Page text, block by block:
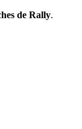
de Rally.